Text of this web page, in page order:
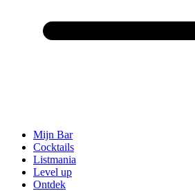
Mijn Bar
Cocktails
Listmania
Level up
Ontdek